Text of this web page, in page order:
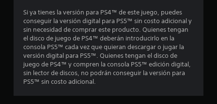
a
c
i
o
n
Si ya tienes la versión para PS4™ de este juego, puedes
conseguir la versión digital para PS5™ sin costo adicional y
sin necesidad de comprar este producto. Quienes tengan
el disco de juego de PS4™ deberán introducirlo en la
consola PS5™ cada vez que quieran descargar o jugar la
versión digital para PS5™. Quienes tengan el disco de
juego de PS4™ y compren la consola PS5™ edición digital,
sin lector de discos, no podrán conseguir la versión para
PS5™ sin costo adicional.